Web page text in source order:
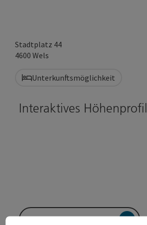
Stadtplatz 44
4600 Wels
Unterkunftsmöglichkeit
Interaktives Höhenprofil
GPS Daten downloaden